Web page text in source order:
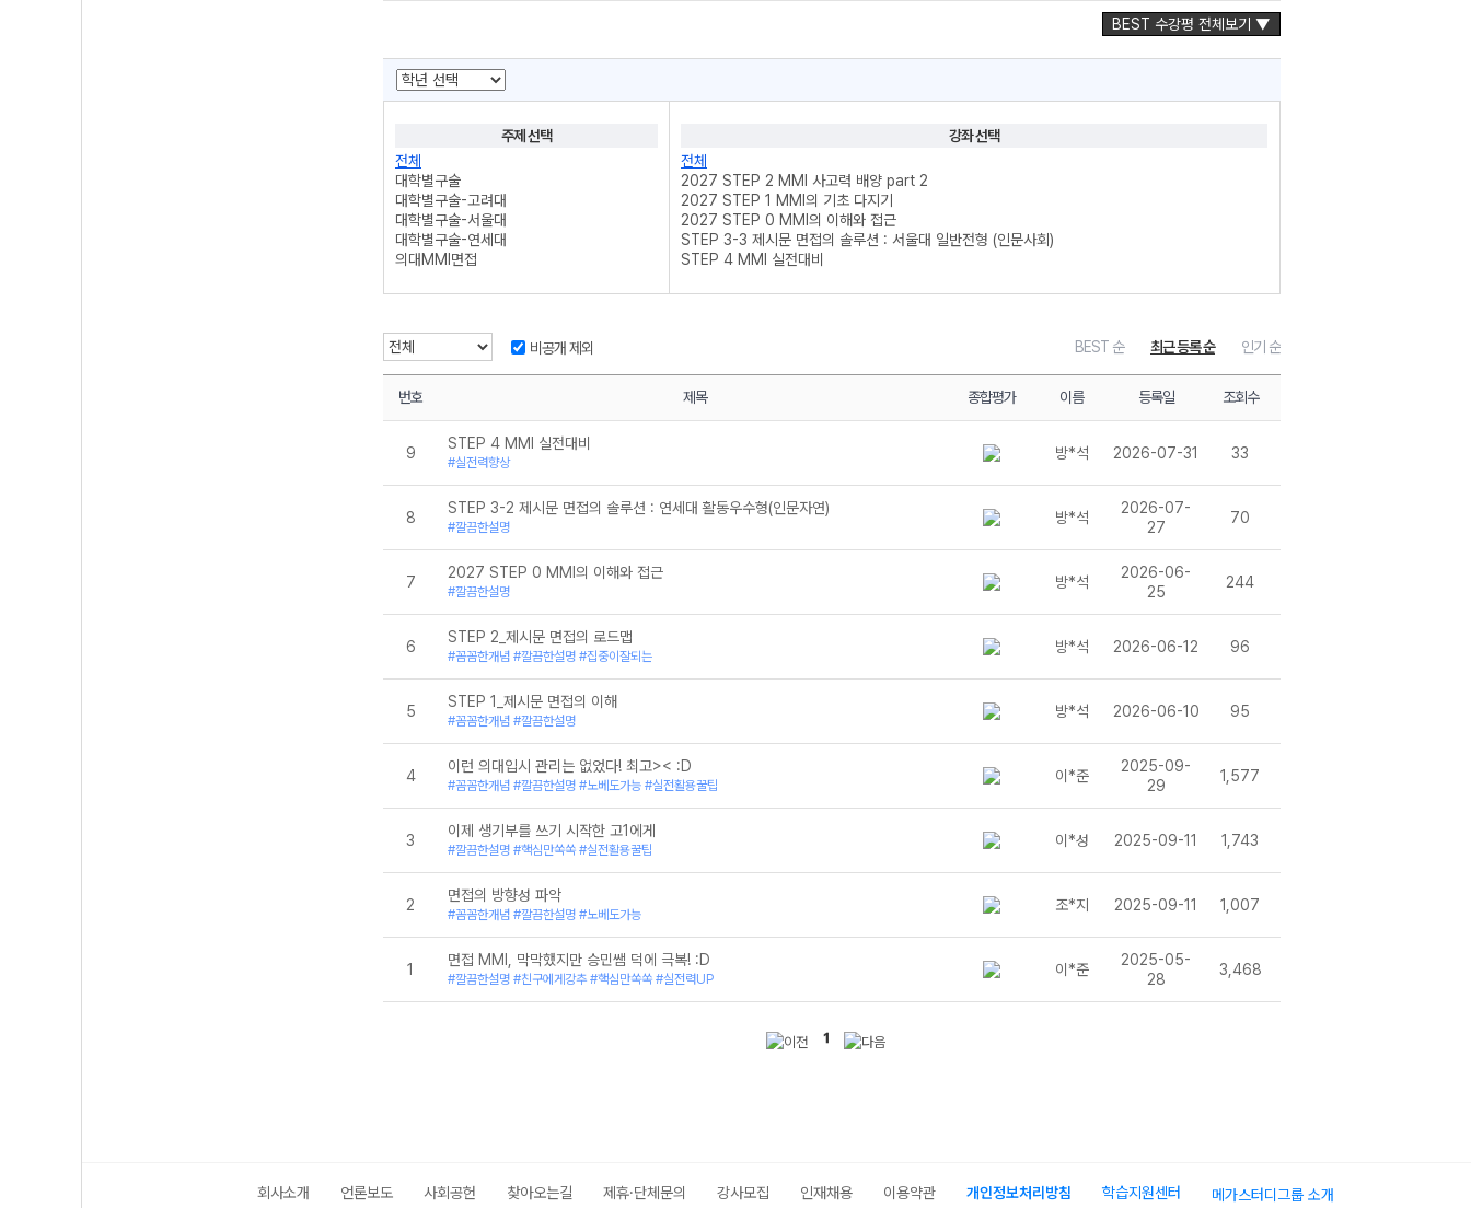
BEST 수강평 전체보기 ▼
주제 선택
전체
대학별구술
대학별구술-고려대
대학별구술-서울대
대학별구술-연세대
의대MMI면접
일반면접
일반면접-인문
일반면접-자연
자연심층면접
강좌 선택
전체
2027 STEP 2 MMI 사고력 배양 part 2
2027 STEP 1 MMI의 기초 다지기
2027 STEP 0 MMI의 이해와 접근
STEP 3-3 제시문 면접의 솔루션 : 서울대 일반전형 (인문사회)
STEP 4 MMI 실전대비
STEP 2 제시문 면접의 로드맵
STEP 2 MMI 사고력 배양 part 1
STEP 1_MMI 기초 다지기
STEP0_MMI 이해와 접근
비공개 제외 BEST 순 최근 등록 순 인기 순
번호 제목 종합평가 이름 등록일 조회수
9
STEP 4 MMI 실전대비
#실전력향상
방*석 2026-07-31 33
8
STEP 3-2 제시문 면접의 솔루션 : 연세대 활동우수형(인문자연)
#깔끔한설명
방*석
2026-07-
27
70
7
2027 STEP 0 MMI의 이해와 접근
#깔끔한설명
방*석
2026-06-
25
244
6
STEP 2_제시문 면접의 로드맵
#꼼꼼한개념 #깔끔한설명 #집중이잘되는
방*석 2026-06-12 96
5
STEP 1_제시문 면접의 이해
#꼼꼼한개념 #깔끔한설명
방*석 2026-06-10 95
4
이런 의대입시 관리는 없었다! 최고>< :D
#꼼꼼한개념 #깔끔한설명 #노베도가능 #실전활용꿀팁
이*준
2025-09-
29
1,577
3
이제 생기부를 쓰기 시작한 고1에게
#깔끔한설명 #핵심만쏙쏙 #실전활용꿀팁
이*성 2025-09-11 1,743
2
면접의 방향성 파악
#꼼꼼한개념 #깔끔한설명 #노베도가능
조*지 2025-09-11 1,007
1
면접 MMI, 막막했지만 승민쌤 덕에 극복! :D
#깔끔한설명 #친구에게강추 #핵심만쏙쏙 #실전력UP
이*준
2025-05-
28
3,468
1
회사소개 언론보도 사회공헌 찾아오는길 제휴·단체문의 강사모집 인재채용 이용약관 개인정보처리방침 학습지원센터 메가스터디그룹 소개